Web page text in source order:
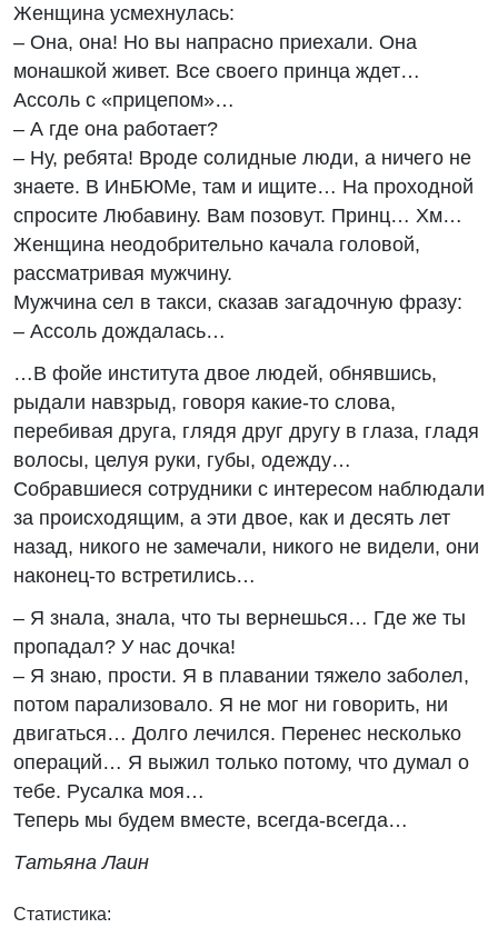
Женщина усмехнулась:
– Она, она! Но вы напрасно приехали. Она
монашкой живет. Все своего принца ждет…
Ассоль с «прицепом»…
– А где она работает?
– Ну, ребята! Вроде солидные люди, а ничего не
знаете. В ИнБЮМе, там и ищите… На проходной
спросите Любавину. Вам позовут. Принц… Хм…
Женщина неодобрительно качала головой,
рассматривая мужчину.
Мужчина сел в такси, сказав загадочную фразу:
– Ассоль дождалась…
…В фойе института двое людей, обнявшись,
рыдали навзрыд, говоря какие-то слова,
перебивая друга, глядя друг другу в глаза, гладя
волосы, целуя руки, губы, одежду…
Собравшиеся сотрудники с интересом наблюдали
за происходящим, а эти двое, как и десять лет
назад, никого не замечали, никого не видели, они
наконец-то встретились…
– Я знала, знала, что ты вернешься… Где же ты
пропадал? У нас дочка!
– Я знаю, прости. Я в плавании тяжело заболел,
потом парализовало. Я не мог ни говорить, ни
двигаться… Долго лечился. Перенес несколько
операций… Я выжил только потому, что думал о
тебе. Русалка моя…
Теперь мы будем вместе, всегда-всегда…
Татьяна Лаин
Статистика: